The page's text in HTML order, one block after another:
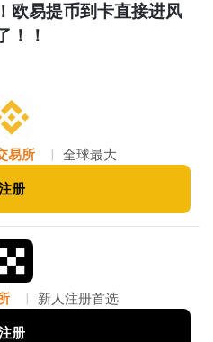
欧易提币到卡直接进风
！！
易所 全球最大
册
新人注册首选
册